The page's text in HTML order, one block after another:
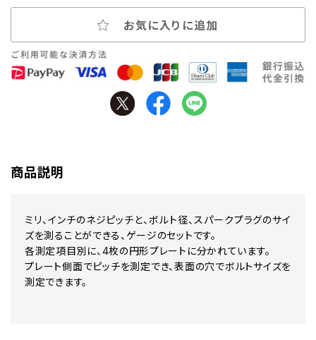
お気に入りに追加
商品説明
ミリ、インチのネジピッチと、ボルト径、スパークプラグのサイ
ズを測ることができる、ゲージのセットです。
各測定項目別に、4枚の円形プレートに分かれています。
プレート側面でピッチを測定でき、表面の穴でボルトサイズを
測定できます。